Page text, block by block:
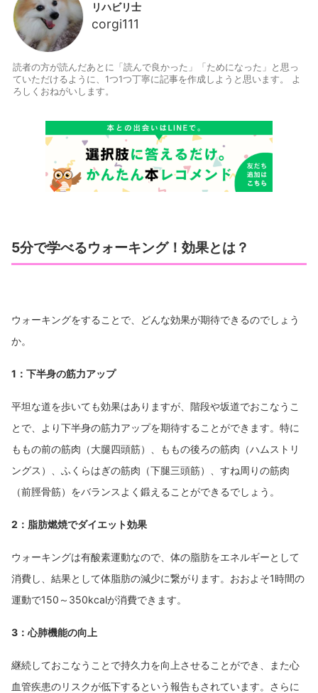
リハビリ士
corgi111
読者の方が読んだあとに「読んで良かった」「ためになった」と思っ
ていただけるように、1つ1つ丁寧に記事を作成しようと思います。 よ
ろしくおねがいします。
5分で学べるウォーキング！効果とは？
ウォーキングをすることで、どんな効果が期待できるのでしょう
か。
1：下半身の筋力アップ
平坦な道を歩いても効果はありますが、階段や坂道でおこなうこ
とで、より下半身の筋力アップを期待することができます。特に
ももの前の筋肉（大腿四頭筋）、ももの後ろの筋肉（ハムストリ
ングス）、ふくらはぎの筋肉（下腿三頭筋）、すね周りの筋肉
（前脛骨筋）をバランスよく鍛えることができるでしょう。
2：脂肪燃焼でダイエット効果
ウォーキングは有酸素運動なので、体の脂肪をエネルギーとして
消費し、結果として体脂肪の減少に繋がります。おおよそ1時間の
運動で150～350kcalが消費できます。
3：心肺機能の向上
継続しておこなうことで持久力を向上させることができ、また心
血管疾患のリスクが低下するという報告もされています。さらに